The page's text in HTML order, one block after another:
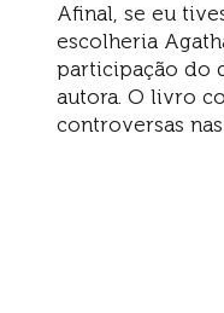
Afinal, se eu
escolheria
participação do
autora. O livro
controversas